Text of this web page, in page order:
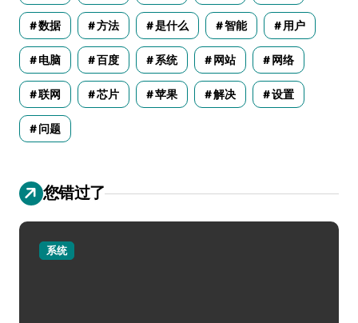
数据 方法 是什么 智能 用户
电脑 百度 系统 网站 网络
联网 芯片 苹果 解决 设置
问题
您错过了
系统